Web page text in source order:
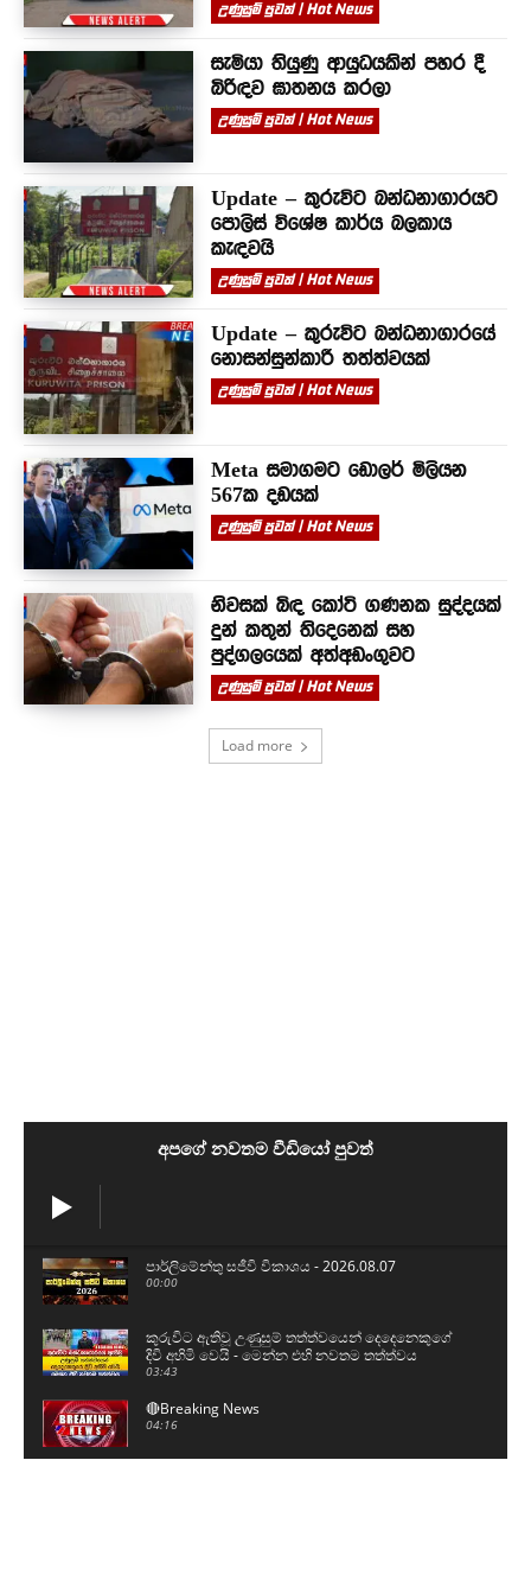
උණුසුම් පුවත් | Hot News
සැමියා තියුණු ආයුධයකින් පහර දී
බිරිඳව ඝාතනය කරලා
උණුසුම් පුවත් | Hot News
Update – කුරුවිට බන්ධනාගාරයට
පොලිස් විශේෂ කාර්ය බලකාය
කැඳවයි
උණුසුම් පුවත් | Hot News
Update – කුරුවිට බන්ධනාගාරයේ
නොසන්සුන්කාරී තත්ත්වයක්
උණුසුම් පුවත් | Hot News
Meta සමාගමට ඩොලර් මිලියන
567ක දඩයක්
උණුසුම් පුවත් | Hot News
නිවසක් බිඳ කෝටි ගණනක සුද්දයක්
දුන් කතුන් තිදෙනෙක් සහ
පුද්ගලයෙක් අත්අඩංගුවට
උණුසුම් පුවත් | Hot News
Load more
අපගේ නවතම වීඩියෝ පුවත්
පාර්ලිමේන්තු සජීවි විකාශය - 2026.08.07
00:00
කුරුවිට ඇතිවූ උණුසුම් තත්ත්වයෙන් දෙදෙනෙකුගේ
දිවි අහිමි වෙයි - මෙන්න එහි නවතම තත්ත්වය
03:43
🔴Breaking News
04:16